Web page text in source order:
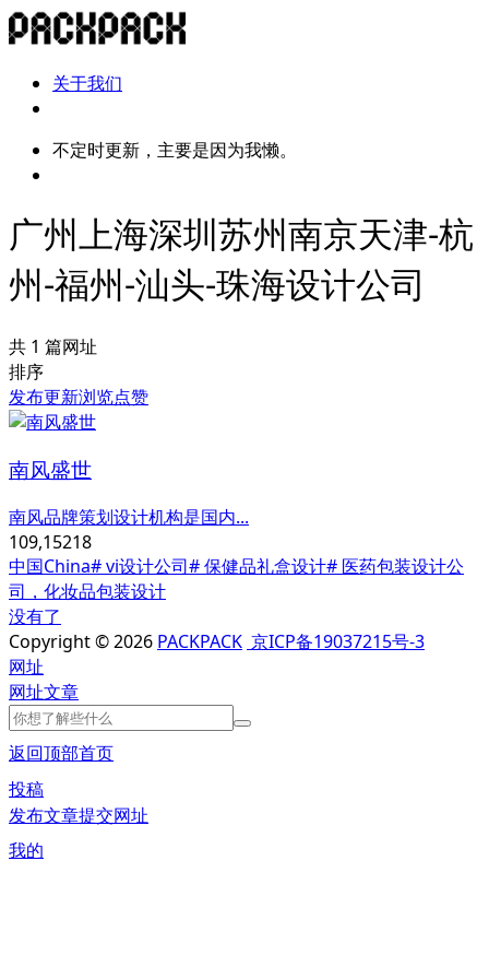
关于我们
不定时更新，主要是因为我懒。
广州上海深圳苏州南京天津-杭
州-福州-汕头-珠海设计公司
共 1 篇网址
排序
发布更新浏览点赞
南风盛世
南风品牌策划设计机构是国内...
109,15218
中国China# vi设计公司# 保健品礼盒设计# 医药包装设计公
司，化妆品包装设计
没有了
Copyright © 2026 PACKPACK 京ICP备19037215号-3
网址
网址文章
返回顶部首页
投稿
发布文章提交网址
我的